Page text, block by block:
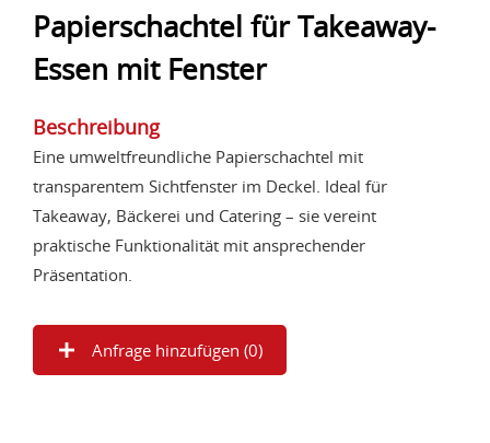
Papierschachtel für Takeaway-
Essen mit Fenster
Beschreibung
Eine umweltfreundliche Papierschachtel mit
transparentem Sichtfenster im Deckel. Ideal für
Takeaway, Bäckerei und Catering – sie vereint
praktische Funktionalität mit ansprechender
Präsentation.
Anfrage hinzufügen (0)